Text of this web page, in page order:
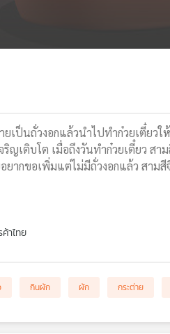
ยเป็นถั่วงอกแล้วนำไปทำก๋วยเตี๋ย
ริญเติบโต เมื่อถึงวันทำก๋วยเตี๋ยว ส
ยากขอเพิ่มแต่ไม่มีถั่วงอกแล้ว สาม
าไทย
กินผัก ผัก กระต่าย